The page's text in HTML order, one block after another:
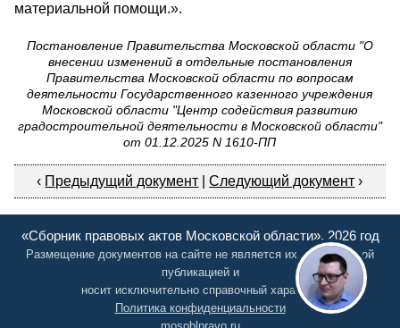
материальной помощи.».
Постановление Правительства Московской области "О
внесении изменений в отдельные постановления
Правительства Московской области по вопросам
деятельности Государственного казенного учреждения
Московской области "Центр содействия развитию
градостроительной деятельности в Московской области"
от 01.12.2025 N 1610-ПП
‹ Предыдущий документ |Следующий документ ›
«Сборник правовых актов Московской области», 2026 год
Размещение документов на сайте не является их официальной
публикацией и
носит исключительно справочный характер
Политика конфиденциальности